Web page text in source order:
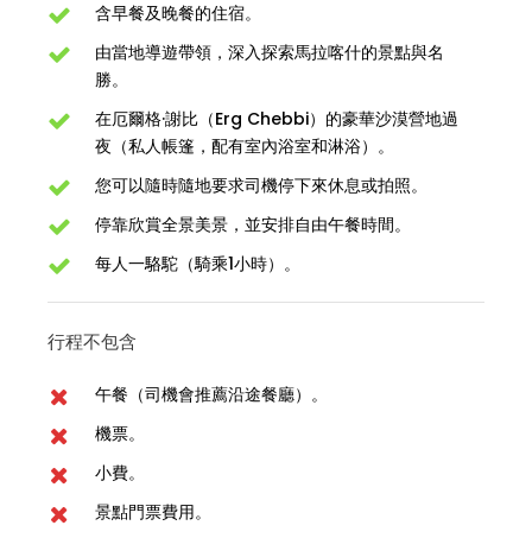
含早餐及晚餐的住宿。
由當地導遊帶領，深入探索馬拉喀什的景點與名
勝。
在厄爾格·謝比（Erg Chebbi）的豪華沙漠營地過
夜（私人帳篷，配有室內浴室和淋浴）。
您可以隨時隨地要求司機停下來休息或拍照。
停靠欣賞全景美景，並安排自由午餐時間。
每人一駱駝（騎乘1小時）。
行程不包含
午餐（司機會推薦沿途餐廳）。
機票。
小費。
景點門票費用。